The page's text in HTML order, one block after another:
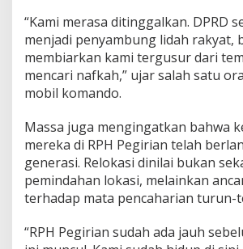
e
l
s
n
L
e
w
a
t
a
“Kami merasa ditinggalkan. DPRD
menjadi penyambung lidah rakyat,
membiarkan kami tergusur dari
mencari nafkah,” ujar salah satu
mobil komando.
Massa juga mengingatkan bahwa
mereka di RPH Pegirian telah
generasi. Relokasi dinilai bukan
pemindahan lokasi, melainkan
terhadap mata pencaharian turun-
“RPH Pegirian sudah ada jauh